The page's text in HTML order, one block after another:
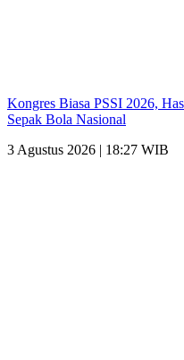
Kongres Biasa PSSI 2026,
Sepak Bola Nasional
3 Agustus 2026 | 18:27 WIB